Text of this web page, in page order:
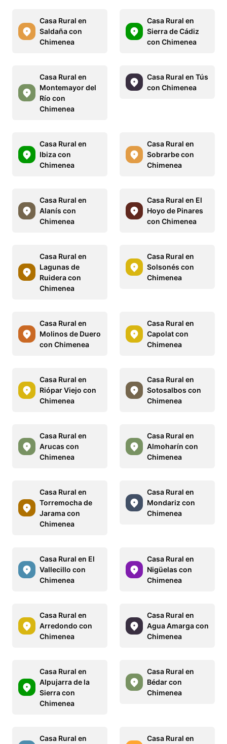
Casa Rural en
Saldaña con
Chimenea
Casa Rural en
Sierra de Cádiz
con Chimenea
Casa Rural en
Montemayor del
Río con
Chimenea
Casa Rural en Tús
con Chimenea
Casa Rural en
Ibiza con
Chimenea
Casa Rural en
Sobrarbe con
Chimenea
Casa Rural en
Alanís con
Chimenea
Casa Rural en El
Hoyo de Pinares
con Chimenea
Casa Rural en
Lagunas de
Ruidera con
Chimenea
Casa Rural en
Solsonés con
Chimenea
Casa Rural en
Molinos de Duero
con Chimenea
Casa Rural en
Capolat con
Chimenea
Casa Rural en
Riópar Viejo con
Chimenea
Casa Rural en
Sotosalbos con
Chimenea
Casa Rural en
Arucas con
Chimenea
Casa Rural en
Almoharín con
Chimenea
Casa Rural en
Torremocha de
Jarama con
Chimenea
Casa Rural en
Mondariz con
Chimenea
Casa Rural en El
Vallecillo con
Chimenea
Casa Rural en
Nigüelas con
Chimenea
Casa Rural en
Arredondo con
Chimenea
Casa Rural en
Agua Amarga con
Chimenea
Casa Rural en
Alpujarra de la
Sierra con
Chimenea
Casa Rural en
Bédar con
Chimenea
Casa Rural en
Casa Rural en